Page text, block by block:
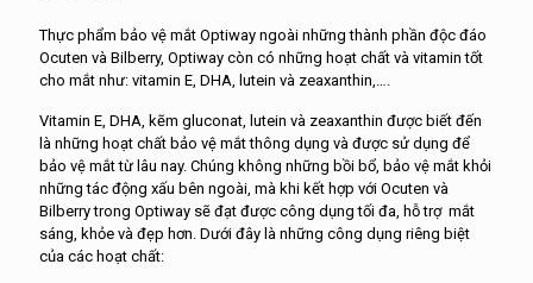
Thực phẩm bảo vệ mắt Optiway ngoài những thành phần độc đáo
Ocuten và Bilberry, Optiway còn có những hoạt chất và vitamin tốt
cho mắt như: vitamin E, DHA, lutein và zeaxanthin,….
Vitamin E, DHA, kẽm gluconat, lutein và zeaxanthin được biết đến
là những hoạt chất bảo vệ mắt thông dụng và được sử dụng để
bảo vệ mắt từ lâu nay. Chúng không những bồi bổ, bảo vệ mắt khỏi
những tác động xấu bên ngoài, mà khi kết hợp với Ocuten và
Bilberry trong Optiway sẽ đạt được công dụng tối đa, hỗ trợ mắt
sáng, khỏe và đẹp hơn. Dưới đây là những công dụng riêng biệt
của các hoạt chất: